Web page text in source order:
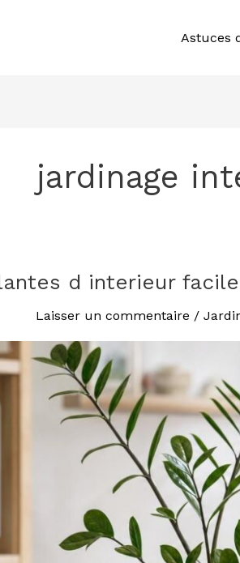
Astuces
jardinage
d interieur
Laisser un commentaire /